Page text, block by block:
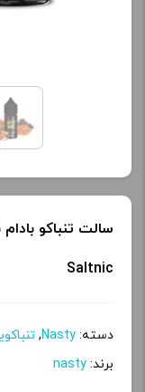
افزودن به سبد
Saltnic
دسته: Nasty
,
برند: nasty